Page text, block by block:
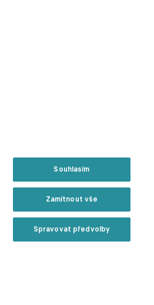
Souhlasím
Zamítnout vše
Spravovat předvolby